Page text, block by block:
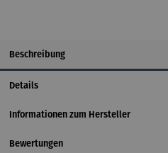
Beschreibung
Details
Informationen zum Hersteller
Bewertungen